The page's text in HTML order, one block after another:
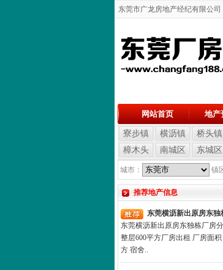
东莞市广龙房地产经纪有限公
网站首页 地产
寮步镇 横沥镇 桥头镇
樟木头
南城区 东城区
城市： 镇
推荐地产信息
东莞横沥新出原房东独
东莞横沥新出原房东独栋厂房
整层600平方厂房出租 厂房面积
方 宿舍..